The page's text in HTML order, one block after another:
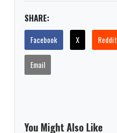
SHARE:
Facebook X Reddit
Email
You Might Also Like